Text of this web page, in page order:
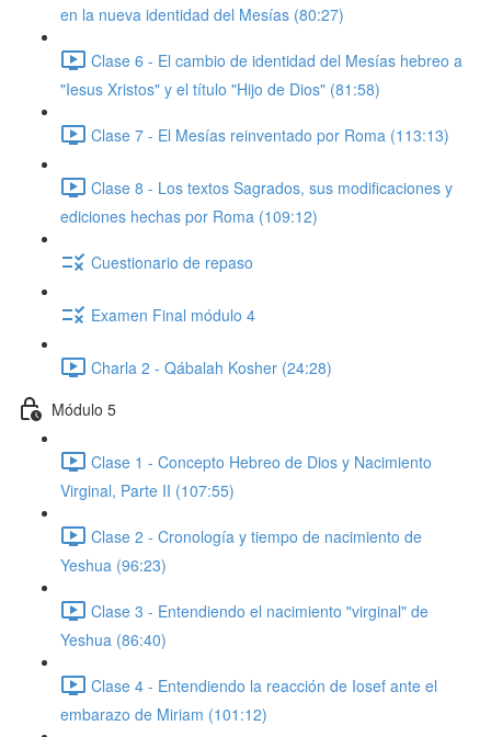
en la nueva identidad del Mesías (80:27)
Clase 6 - El cambio de identidad del Mesías hebreo a
"Iesus Xristos" y el título "Hijo de Dios" (81:58)
Clase 7 - El Mesías reinventado por Roma (113:13)
Clase 8 - Los textos Sagrados, sus modificaciones y
ediciones hechas por Roma (109:12)
Cuestionario de repaso
Examen Final módulo 4
Charla 2 - Qábalah Kosher (24:28)
Módulo 5
Clase 1 - Concepto Hebreo de Dios y Nacimiento
Virginal, Parte II (107:55)
Clase 2 - Cronología y tiempo de nacimiento de
Yeshua (96:23)
Clase 3 - Entendiendo el nacimiento "virginal" de
Yeshua (86:40)
Clase 4 - Entendiendo la reacción de Iosef ante el
embarazo de Miriam (101:12)